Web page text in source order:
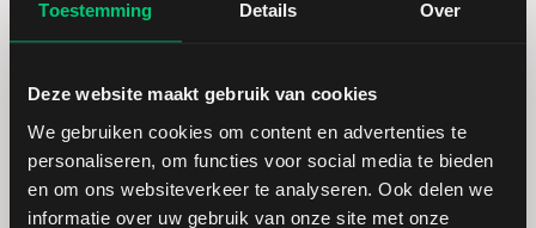
Toestemming Details Over
Deze website maakt gebruik van cookies
We gebruiken cookies om content en advertenties te
personaliseren, om functies voor social media te bieden
en om ons websiteverkeer te analyseren. Ook delen we
informatie over uw gebruik van onze site met onze
Een beleggingsrekening via LYNX biedt u alles wat u mag
handelsplatform, scherpe tarieven en een zeer uitgebreid
aanbod van beleggingsproducten en beurzen.
Open een rekening